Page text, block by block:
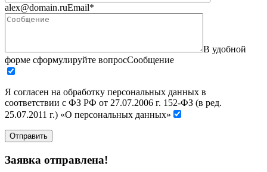
alex@domain.ruEmail*
В удобной
форме сформулируйте вопросСообщение
Я согласен на обработку персональных данных в
соответствии с ФЗ РФ от 27.07.2006 г. 152-ФЗ (в ред.
25.07.2011 г.) «О персональных данных»
Отправить
Заявка отправлена!